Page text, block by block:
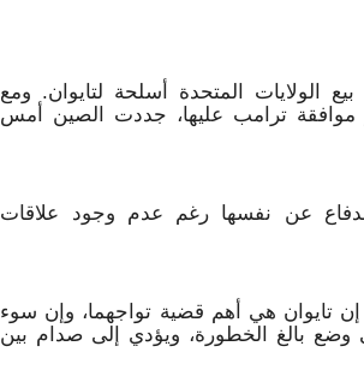
الولايات المتحدة أسلحة لتايوان. ومع
14 مليار دولار تنتظر موافقة ترامب عليها، جددت الصين أمس
للدفاع عن نفسها رغم عدم وجود علاقات
تايوان هي أهم قضية تواجهما، وإن سوء
وضع بالغ الخطورة، ويؤدي إلى صدام بين